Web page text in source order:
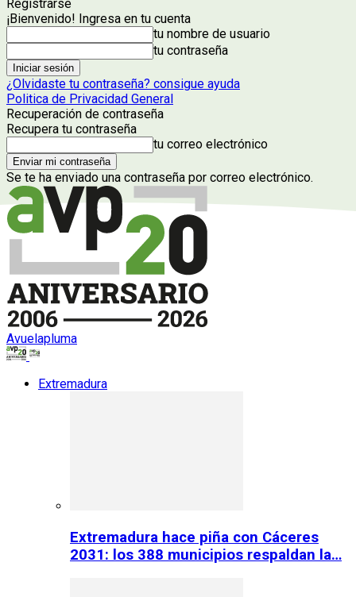
Registrarse
¡Bienvenido! Ingresa en tu cuenta
tu nombre de usuario
tu contraseña
¿Olvidaste tu contraseña? consigue ayuda
Politica de Privacidad General
Recuperación de contraseña
Recupera tu contraseña
tu correo electrónico
Se te ha enviado una contraseña por correo electrónico.
Avuelapluma
Extremadura
Extremadura hace piña con Cáceres
2031: los 388 municipios respaldan la…